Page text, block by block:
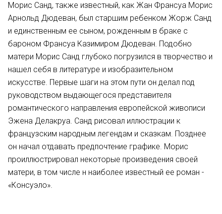
Морис Санд, также известный, как Жан Франсуа Морис
Арнольд Дюдеван, был старшим ребенком Жорж Санд
и единственным ее сыном, рожденным в браке с
бароном Франсуа Казимиром Дюдеван. Подобно
матери Морис Санд глубоко погрузился в творчество и
нашел себя в литературе и изобразительном
искусстве. Первые шаги на этом пути он делал под
руководством выдающегося представителя
романтического направления европейской живописи
Эжена Делакруа. Санд рисовал иллюстрации к
французским народным легендам и сказкам. Позднее
он начал отдавать предпочтение графике. Морис
проиллюстрировал некоторые произведения своей
матери, в том числе н наиболее известный ее роман -
«Консуэло».